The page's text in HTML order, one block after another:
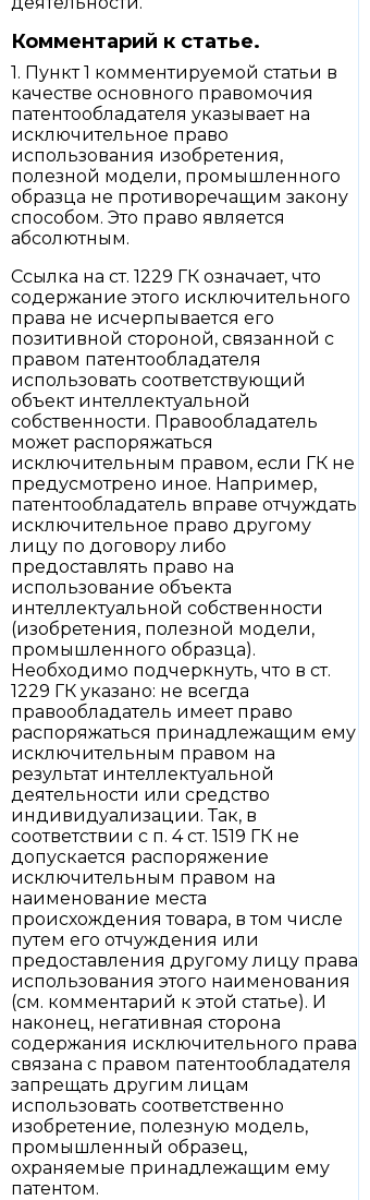
Комментарий к статье.
1. Пункт 1 комментируемой статьи в
качестве основного правомочия
патентообладателя указывает на
исключительное право
использования изобретения,
полезной модели, промышленного
образца не противоречащим закону
способом. Это право является
абсолютным.
Ссылка на ст. 1229 ГК означает, что
содержание этого исключительного
права не исчерпывается его
позитивной стороной, связанной с
правом патентообладателя
использовать соответствующий
объект интеллектуальной
собственности. Правообладатель
может распоряжаться
исключительным правом, если ГК не
предусмотрено иное. Например,
патентообладатель вправе отчуждать
исключительное право другому
лицу по договору либо
предоставлять право на
использование объекта
интеллектуальной собственности
(изобретения, полезной модели,
промышленного образца).
Необходимо подчеркнуть, что в ст.
1229 ГК указано: не всегда
правообладатель имеет право
распоряжаться принадлежащим ему
исключительным правом на
результат интеллектуальной
деятельности или средство
индивидуализации. Так, в
соответствии с п. 4 ст. 1519 ГК не
допускается распоряжение
исключительным правом на
наименование места
происхождения товара, в том числе
путем его отчуждения или
предоставления другому лицу права
использования этого наименования
(см. комментарий к этой статье). И
наконец, негативная сторона
содержания исключительного права
связана с правом патентообладателя
запрещать другим лицам
использовать соответственно
изобретение, полезную модель,
промышленный образец,
охраняемые принадлежащим ему
патентом.